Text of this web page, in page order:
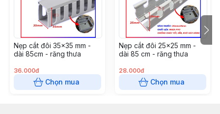
Nẹp cắt đôi 35x35 mm -
dài 85cm - răng thưa
36.000đ
Chọn mua
Nẹp cắt đôi 25x25 mm -
dài 85 cm - răng thưa
28.000đ
Chọn mua